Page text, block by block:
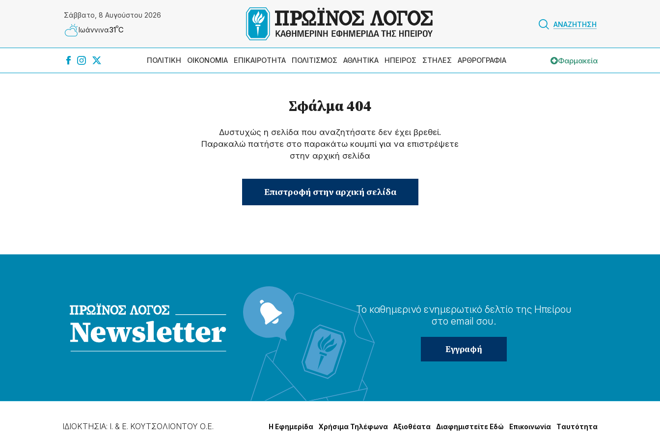
Σάββατο, 8 Αυγούστου 2026
Ιωάννɩνα31ºC
ΑΝΑΖΗΤΗΣΗ
ΠΟΛΙΤΙΚΗ ΟΙΚΟΝΟΜΙΑ ΕΠΙΚΑΙΡΟΤΗΤΑ ΠΟΛΙΤΙΣΜΟΣ ΑΘΛΗΤΙΚΑ ΗΠΕΙΡΟΣ ΣΤΗΛΕΣ ΑΡΘΡΟΓΡΑΦΙΑ Φαρμακεία
Σφάλμα 404
Δυστυχώς η σελίδα που αναζητήσατε δεν έχει βρεθεί.
Παρακαλώ πατήστε στο παρακάτω κουμπί για να επιστρέψετε
στην αρχική σελίδα
Επιστροφή στην αρχική σελίδα
Το καθημερɩνό ενημερωτɩκό δελτίο της Ηπείρου
στο email σου.
ΙΔΙΟΚΤΗΣΙΑ: Ι. & Ε. ΚΟΥΤΣΟΛΙΟΝΤΟΥ Ο.Ε. Η Εφημερίδα Χρήσɩμα Τηλέφωνα Αξɩοθέατα Δɩαφημɩστείτε Εδώ Επɩκοɩνωνία Tαυτότητα